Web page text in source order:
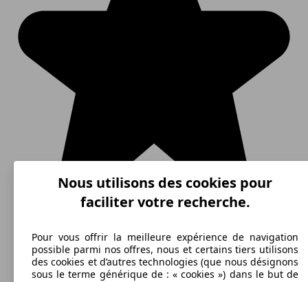
Nous utilisons des cookies pour
faciliter votre recherche.
Pour vous offrir la meilleure expérience de navigation
possible parmi nos offres, nous et certains tiers utilisons
des cookies et d’autres technologies (que nous désignons
sous le terme générique de : « cookies ») dans le but de